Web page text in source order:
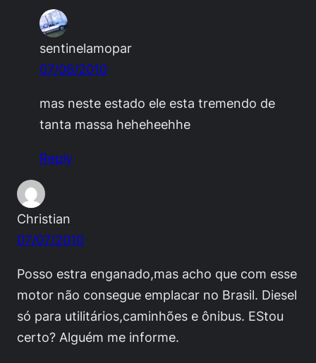
sentinelamopar
07/06/2010
mas neste estado ele esta tremendo de
tanta massa heheheehhe
Reply
Christian
07/07/2010
Posso estra enganado,mas acho que com esse
motor não consegue emplacar no Brasil. Diesel
só para utilitários,caminhões e ônibus. EStou
certo? Alguém me informe.